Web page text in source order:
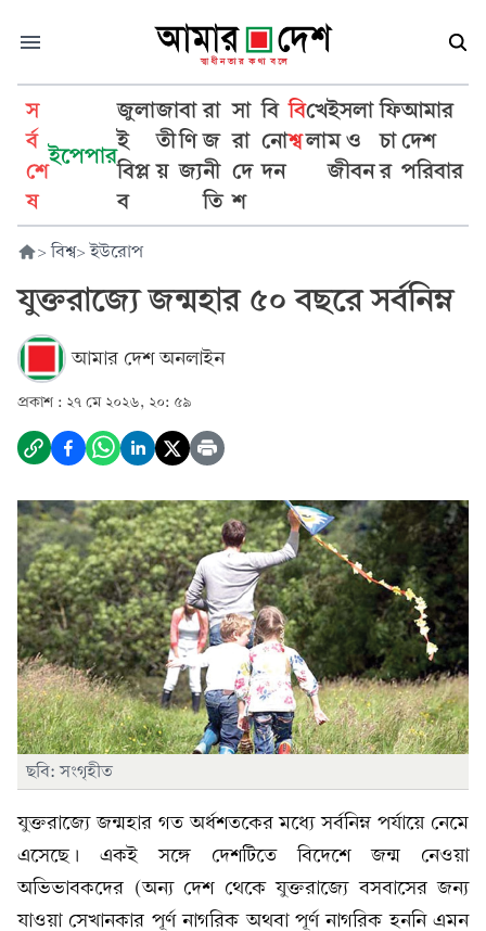
স
র্ব
শে
ষ
ইপেপার
জুলা
ই
বিপ্ল
ব
জা
তী
য়
বা
ণি
জ্য
রা
জ
নী
তি
সা
রা
দে
শ
বি
নো
দন
বি
শ্ব
খে
লা
ইসলা
ম ও
জীবন
ফি
চা
র
আমার
দেশ
পরিবার
> বিশ্ব> ইউরোপ
যুক্তরাজ্যে জন্মহার ৫০ বছরে সর্বনিম্ন
আমার দেশ অনলাইন
প্রকাশ : ২৭ মে ২০২৬, ২০: ৫৯
ছবি: সংগৃহীত
যুক্তরাজ্যে জন্মহার গত অর্ধশতকের মধ্যে সর্বনিম্ন পর্যায়ে নেমে
এসেছে। একই সঙ্গে দেশটিতে বিদেশে জন্ম নেওয়া
অভিভাবকদের (অন্য দেশ থেকে যুক্তরাজ্যে বসবাসের জন্য
যাওয়া সেখানকার পূর্ণ নাগরিক অথবা পূর্ণ নাগরিক হননি এমন